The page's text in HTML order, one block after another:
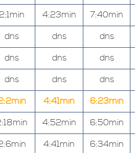
4:23min 7:40min
dns dns dns
dns dns dns
dns dns dns
4:41min 6:23min
4:52min 6:50min
4:41min 6:34min